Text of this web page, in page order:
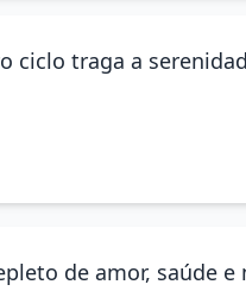
ciclo traga a
de amor, saúde